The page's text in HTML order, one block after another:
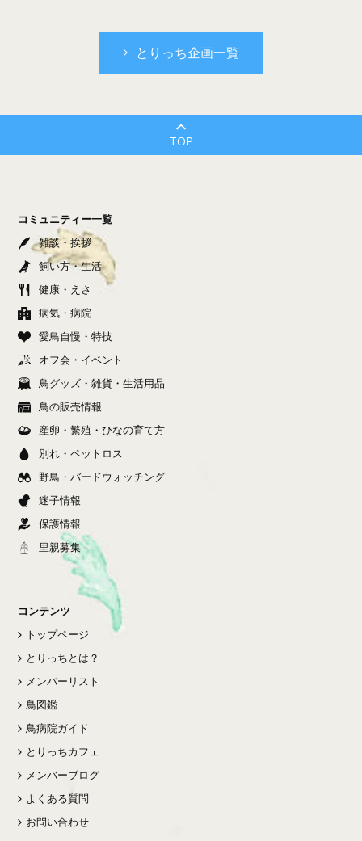
とりっち企画一覧
TOP
コミュニティー一覧
雑談・挨拶
飼い方・生活
健康・えさ
病気・病院
愛鳥自慢・特技
オフ会・イベント
鳥グッズ・雑貨・生活用品
鳥の販売情報
産卵・繁殖・ひなの育て方
別れ・ペットロス
野鳥・バードウォッチング
迷子情報
保護情報
里親募集
コンテンツ
トップページ
とりっちとは？
メンバーリスト
鳥図鑑
鳥病院ガイド
とりっちカフェ
メンバーブログ
よくある質問
お問い合わせ